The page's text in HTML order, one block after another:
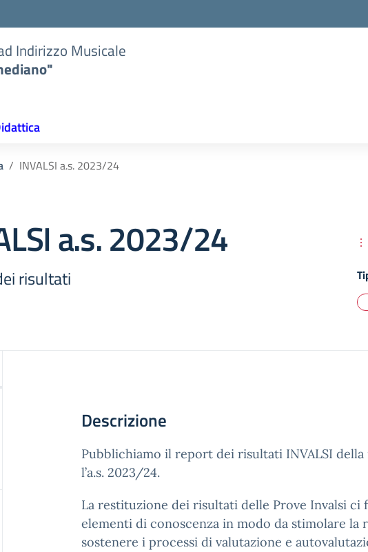
Indirizzo Musicale
INVALSI a.s. 2023/24
a.s. 2023/24
risultati
Descrizione
Pubblichiamo il report dei risultati INVALSI
l’a.s. 2023/24.
La restituzione dei risultati delle Prove Invalsi ci
elementi di conoscenza in modo da stimolare la
sostenere i processi di valutazione e